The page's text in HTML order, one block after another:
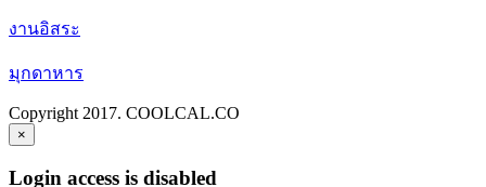
งานอิสระ
มุกดาหาร
Copyright 2017. COOLCAL.CO
×
Login access is disabled